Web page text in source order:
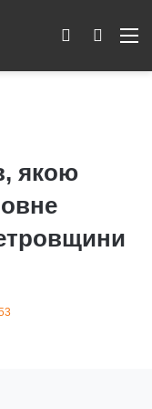
Пошук
Switch skin
якою